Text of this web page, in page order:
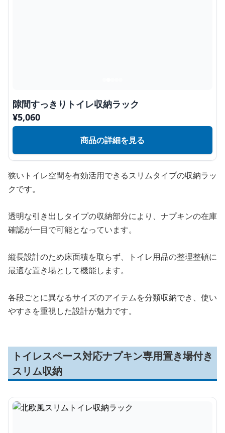
隙間すっきりトイレ収納ラック
¥5,060
商品の詳細を見る
狭いトイレ空間を有効活用できるスリムタイプの収納ラッ
クです。
透明な引き出しタイプの収納部分により、ナプキンの在庫
確認が一目で可能となっています。
縦長設計のため床面積を取らず、トイレ用品の整理整頓に
最適な置き場として機能します。
各段ごとに異なるサイズのアイテムを分類収納でき、使い
やすさを重視した設計が魅力です。
トイレスペース対応ナプキン専用置き場付き
スリム収納